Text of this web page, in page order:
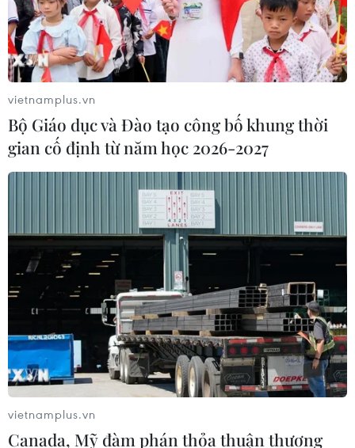
TIN CÙNG CHUYÊN MỤC
Thương mại Việt Nam-Australia
hướng tới những động lực tăng
trưởng mới
08/08/2026 03:29
vietnamplus.vn
Bộ Giáo dục và Đào tạo công bố khung thời
gian cố định từ năm học 2026-2027
vietnamplus.vn
Canada, Mỹ đàm phán thỏa thuận thương